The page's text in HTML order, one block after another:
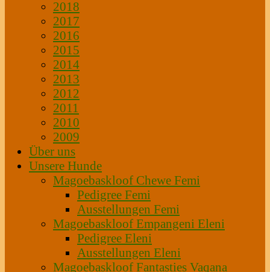
2018
2017
2016
2015
2014
2013
2012
2011
2010
2009
Über uns
Unsere Hunde
Magoebaskloof Chewe Femi
Pedigree Femi
Ausstellungen Femi
Magoebaskloof Empangeni Eleni
Pedigree Eleni
Ausstellungen Eleni
Magoebaskloof Fantasties Vaqana